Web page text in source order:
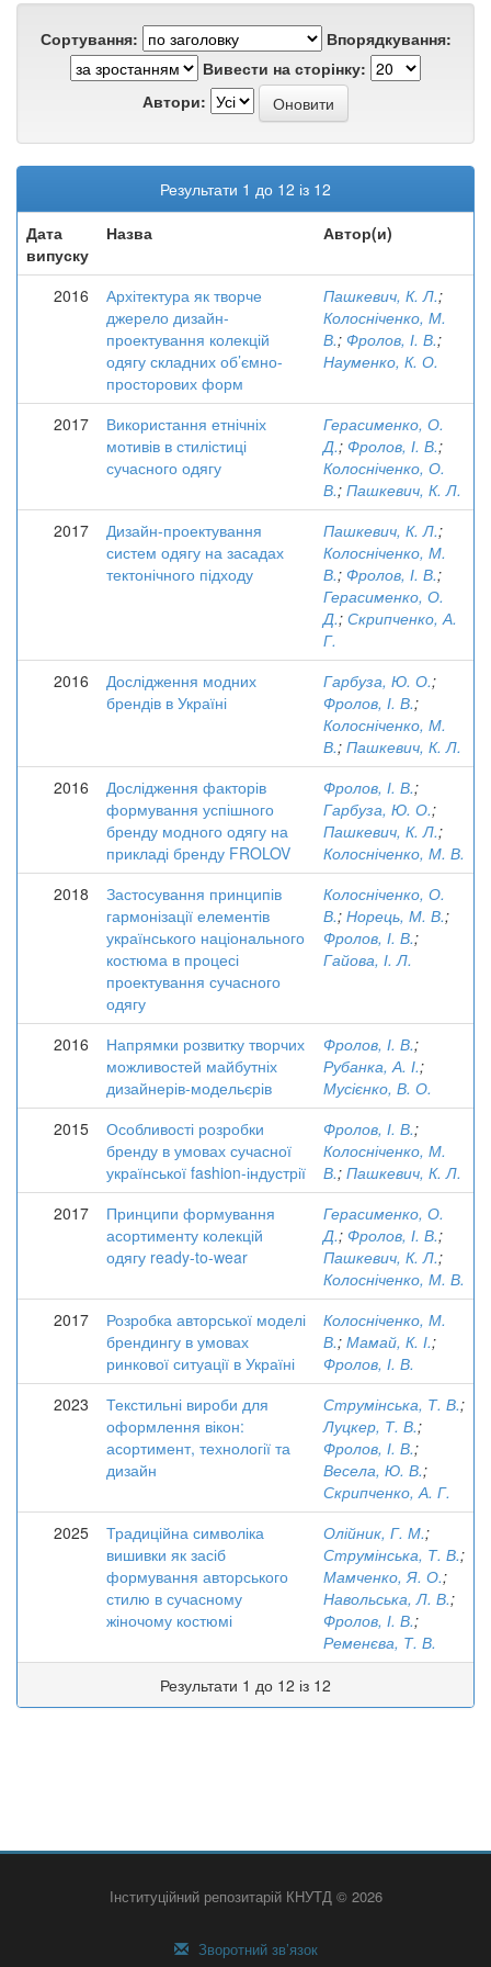
Сортування:
Впорядкування:
Вивести на сторінку:
Автори:
Результати 1 до 12 із 12
Дата
випуску
Назва Автор(и)
2016
Архітектура як творче
джерело дизайн-
проектування колекцій
одягу складних об’ємно-
просторових форм
Пашкевич, К. Л.;
Колосніченко, М.
В.; Фролов, І. В.;
Науменко, К. О.
2017
Використання етнічніх
мотивів в стилістиці
сучасного одягу
Герасименко, О.
Д.; Фролов, І. В.;
Колосніченко, О.
В.; Пашкевич, К. Л.
2017
Дизайн-проектування
систем одягу на засадах
тектонічного підходу
Пашкевич, К. Л.;
Колосніченко, М.
В.; Фролов, І. В.;
Герасименко, О.
Д.; Скрипченко, А.
Г.
2016
Дослідження модних
брендів в Україні
Гарбуза, Ю. О.;
Фролов, І. В.;
Колосніченко, М.
В.; Пашкевич, К. Л.
2016
Дослідження факторів
формування успішного
бренду модного одягу на
прикладі бренду FROLOV
Фролов, І. В.;
Гарбуза, Ю. О.;
Пашкевич, К. Л.;
Колосніченко, М. В.
2018
Застосування принципів
гармонізації елементів
українського національного
костюма в процесі
проектування сучасного
одягу
Колосніченко, О.
В.; Норець, М. В.;
Фролов, І. В.;
Гайова, І. Л.
2016
Напрямки розвитку творчих
можливостей майбутніх
дизайнерів-модельєрів
Фролов, І. В.;
Рубанка, А. І.;
Мусієнко, В. О.
2015
Особливості розробки
бренду в умовах сучасної
української fashion-індустрії
Фролов, І. В.;
Колосніченко, М.
В.; Пашкевич, К. Л.
2017
Принципи формування
асортименту колекцій
одягу ready-to-wear
Герасименко, О.
Д.; Фролов, І. В.;
Пашкевич, К. Л.;
Колосніченко, М. В.
2017
Розробка авторської моделі
брендингу в умовах
ринкової ситуації в Україні
Колосніченко, М.
В.; Мамай, К. І.;
Фролов, І. В.
2023
Текстильні вироби для
оформлення вікон:
асортимент, технології та
дизайн
Струмінська, Т. В.;
Луцкер, Т. В.;
Фролов, І. В.;
Весела, Ю. В.;
Скрипченко, А. Г.
2025
Традиційна символіка
вишивки як засіб
формування авторського
стилю в сучасному
жіночому костюмі
Олійник, Г. М.;
Струмінська, Т. В.;
Мамченко, Я. О.;
Навольська, Л. В.;
Фролов, І. В.;
Ременєва, Т. В.
Результати 1 до 12 із 12
Інституційний репозитарій КНУТД © 2026
Зворотний зв’язок